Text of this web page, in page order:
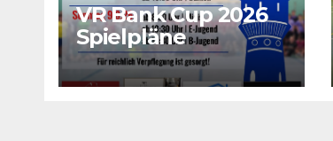
VR Bank Cup 2026
Spielpläne